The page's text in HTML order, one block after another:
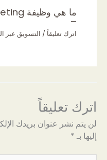
–
اترك تعليقاً / التسويق عبر
اترك تعليقاً
لن يتم نشر عنوان بريدك
إليها بـ *